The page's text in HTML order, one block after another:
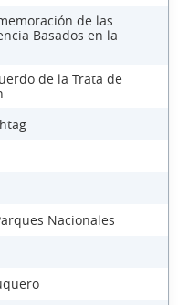
de las
Basados en la
de la Trata de
Nacionales